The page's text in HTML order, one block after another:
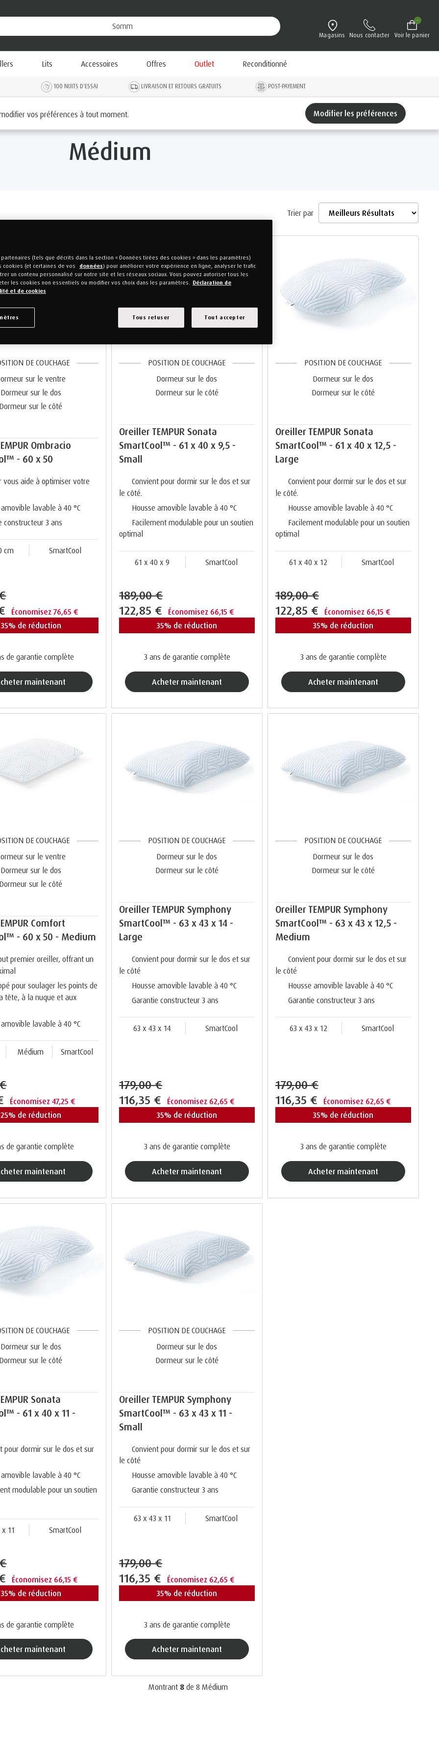
Magasins Nous contacter Voir le panier
-
Lits Accessoires Offres Outlet Reconditionné
100 NUITS D'ESSAI LIVRAISON ET RETOURS GRATUITS POST-PAYEMENT
vos préférences à tout moment. Modifier les préférences
Médium
Trier par
DE COUCHAGE
sur le ventre
Dormeur sur le dos
sur le côté
Ombracio
- 60 x 50
vous aide à optimiser votre
lavable à 40 °C
constructeur 3 ans
cm SmartCool
Économisez 76,65 €
35% de réduction
de garantie complète
acheter maintenant
POSITION DE COUCHAGE
Dormeur sur le dos
Dormeur sur le côté
Oreiller TEMPUR Sonata
SmartCool™ - 61 x 40 x 9,5 -
Small
Convient pour dormir sur le dos et sur
le côté.
Housse amovible lavable à 40 °C
Facilement modulable pour un soutien
optimal
61 x 40 x 9 SmartCool
189,00 €
122,85 €
Économisez 66,15 €
35% de réduction
3 ans de garantie complète
acheter maintenant
POSITION DE COUCHAGE
Dormeur sur le dos
Dormeur sur le côté
Oreiller TEMPUR Sonata
SmartCool™ - 61 x 40 x 12,5 -
Large
Convient pour dormir sur le dos et sur
le côté.
Housse amovible lavable à 40 °C
Facilement modulable pour un soutien
optimal
61 x 40 x 12 SmartCool
189,00 €
122,85 €
Économisez 66,15 €
35% de réduction
3 ans de garantie complète
acheter maintenant
DE COUCHAGE
sur le ventre
Dormeur sur le dos
sur le côté
Comfort
- 60 x 50 - Medium
premier oreiller, offrant un
pour soulager les points de
tête, à la nuque et aux
lavable à 40 °C
Médium SmartCool
Économisez 47,25 €
25% de réduction
de garantie complète
acheter maintenant
POSITION DE COUCHAGE
Dormeur sur le dos
Dormeur sur le côté
Oreiller TEMPUR Symphony
SmartCool™ - 63 x 43 x 14 -
Large
Convient pour dormir sur le dos et sur
le côté
Housse amovible lavable à 40 °C
Garantie constructeur 3 ans
63 x 43 x 14 SmartCool
179,00 €
116,35 €
Économisez 62,65 €
35% de réduction
3 ans de garantie complète
acheter maintenant
POSITION DE COUCHAGE
Dormeur sur le dos
Dormeur sur le côté
Oreiller TEMPUR Symphony
SmartCool™ - 63 x 43 x 12,5 -
Medium
Convient pour dormir sur le dos et sur
le côté
Housse amovible lavable à 40 °C
Garantie constructeur 3 ans
63 x 43 x 12 SmartCool
179,00 €
116,35 €
Économisez 62,65 €
35% de réduction
3 ans de garantie complète
acheter maintenant
DE COUCHAGE
Dormeur sur le dos
sur le côté
Sonata
- 61 x 40 x 11 -
pour dormir sur le dos et sur
lavable à 40 °C
modulable pour un soutien
11 SmartCool
Économisez 66,15 €
35% de réduction
de garantie complète
acheter maintenant
POSITION DE COUCHAGE
Dormeur sur le dos
Dormeur sur le côté
Oreiller TEMPUR Symphony
SmartCool™ - 63 x 43 x 11 -
Small
Convient pour dormir sur le dos et sur
le côté
Housse amovible lavable à 40 °C
Garantie constructeur 3 ans
63 x 43 x 11 SmartCool
179,00 €
116,35 €
Économisez 62,65 €
35% de réduction
3 ans de garantie complète
acheter maintenant
Montrant 8de 8 Médium
(tels que décrits dans la section « Données tirées des cookies » dans les paramètres)
cookies (et certaines de vos
données) pour améliorer votre expérience en ligne, analyser le trafic
un contenu personnalisé sur notre site et les réseaux sociaux. Vous pouvez autoriser tous les
les cookies non essentiels ou modifier vos choix dans les paramètres. Déclaration de
et de cookies
Tous refuser Tout accepter